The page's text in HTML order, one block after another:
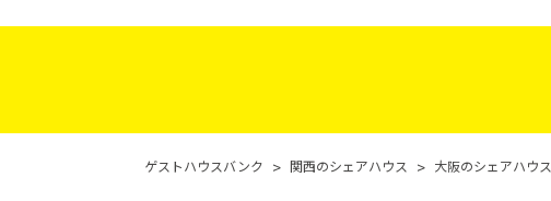
ゲストハウスバンク > 関西のシェアハウス > 大阪のシェアハウス